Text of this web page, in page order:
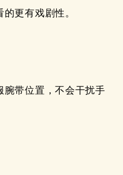
更有戏剧性。
腕带位置，不会干扰手